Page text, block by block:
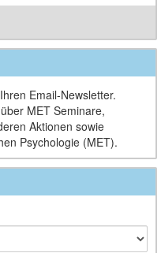
Email-Newsletter.
MET Seminare,
Aktionen sowie
Psychologie (MET).